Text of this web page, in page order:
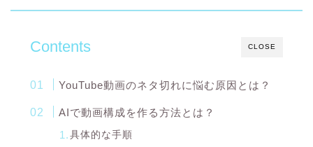
CLOSE
Contents
YouTube動画のネタ切れに悩む原因とは？
AIで動画構成を作る方法とは？
具体的な手順